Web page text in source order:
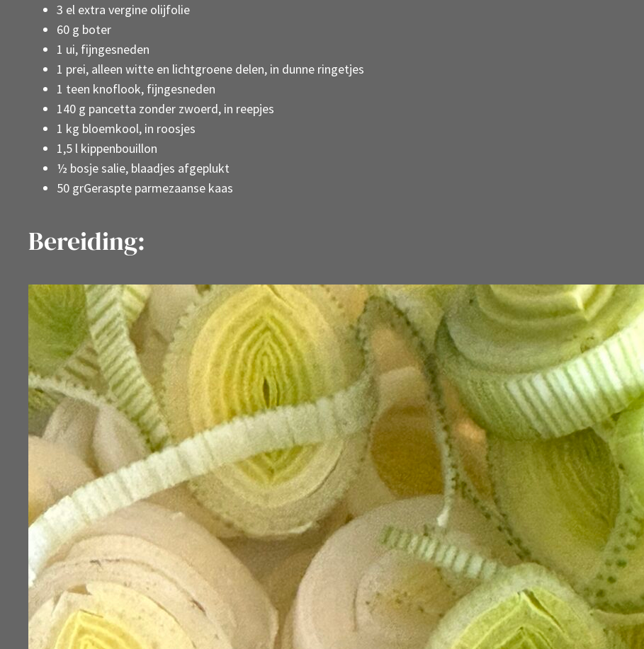
3 el extra vergine olijfolie
60 g boter
1 ui, fijngesneden
1 prei, alleen witte en lichtgroene delen, in dunne ringetjes
1 teen knoflook, fijngesneden
140 g pancetta zonder zwoerd, in reepjes
1 kg bloemkool, in roosjes
1,5 l kippenbouillon
½ bosje salie, blaadjes afgeplukt
50 grGeraspte parmezaanse kaas
Bereiding: